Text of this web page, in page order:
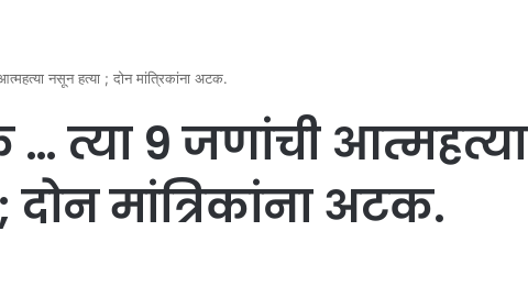
नसून हत्या ; दोन मांत्रिकांना अटक.
त्या 9 जणांची आत्महत्या
मांत्रिकांना अटक.